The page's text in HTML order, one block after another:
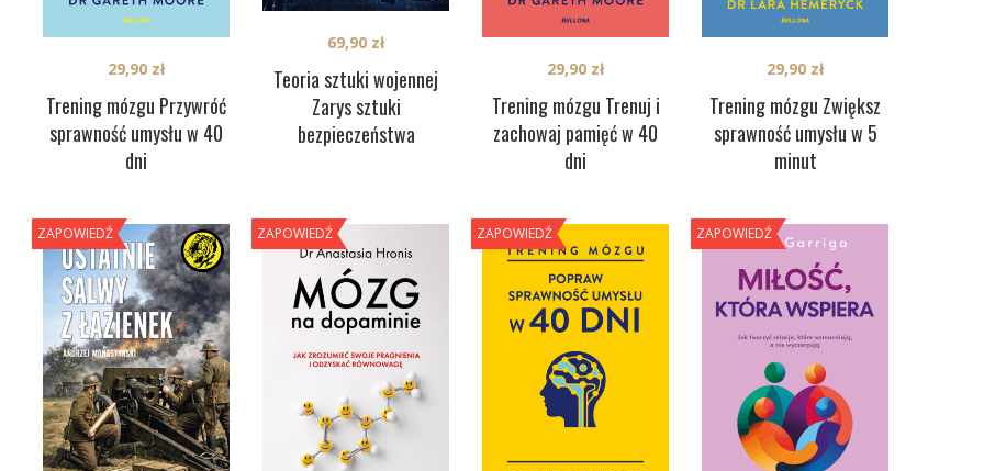
Trening mózgu Przywróć
sprawność umysłu w 40
dni
29,90 zł
Teoria sztuki wojennej
Zarys sztuki
bezpieczeństwa
69,90 zł
Trening mózgu Trenuj i
zachowaj pamięć w 40
dni
29,90 zł
Trening mózgu Zwiększ
sprawność umysłu w 5
minut
29,90 zł
ZAPOWIEDŹ ZAPOWIEDŹ ZAPOWIEDŹ ZAPOWIEDŹ